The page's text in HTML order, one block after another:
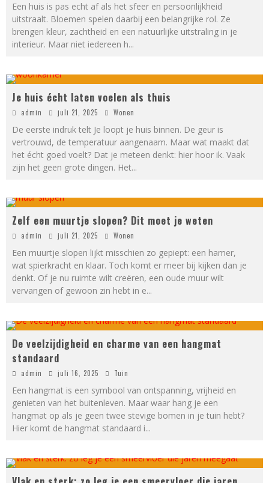
Een huis is pas echt af als het sfeer en persoonlijkheid
uitstraalt. Bloemen spelen daarbij een belangrijke rol. Ze
brengen kleur, zachtheid en een natuurlijke uitstraling in je
interieur. Maar niet iedereen h...
Je huis écht laten voelen als thuis
admin juli 21, 2025 Wonen
De eerste indruk telt Je loopt je huis binnen. De geur is
vertrouwd, de temperatuur aangenaam. Maar wat maakt dat
het écht goed voelt? Dat je meteen denkt: hier hoor ik. Vaak
zijn het geen grote dingen. Het...
Zelf een muurtje slopen? Dit moet je weten
admin juli 21, 2025 Wonen
Een muurtje slopen lijkt misschien zo gepiept: een hamer,
wat spierkracht en klaar. Toch komt er meer bij kijken dan je
denkt. Of je nu ruimte wilt creëren, een oude muur wilt
vervangen of gewoon zin hebt in e...
De veelzijdigheid en charme van een hangmat
standaard
admin juli 16, 2025 Tuin
Een hangmat is een symbool van ontspanning, vrijheid en
genieten van het buitenleven. Maar waar hang je een
hangmat op als je geen twee stevige bomen in je tuin hebt?
Hier komt de hangmat standaard i...